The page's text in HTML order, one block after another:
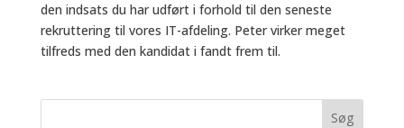
den indsats du har udført i forhold til den seneste
rekruttering til vores IT-afdeling. Peter virker meget
tilfreds med den kandidat i fandt frem til.
Søg